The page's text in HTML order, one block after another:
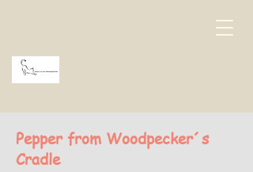
Pepper from Woodpecker´s
Cradle